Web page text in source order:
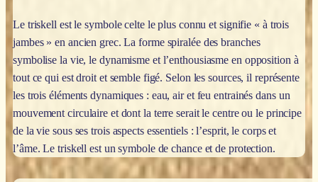
Le triskell est le symbole celte le plus connu et signifie « à trois
jambes » en ancien grec. La forme spiralée des branches
symbolise la vie, le dynamisme et l’enthousiasme en opposition à
tout ce qui est droit et semble figé. Selon les sources, il représente
les trois éléments dynamiques : eau, air et feu entrainés dans un
mouvement circulaire et dont la terre serait le centre ou le principe
de la vie sous ses trois aspects essentiels : l’esprit, le corps et
l’âme. Le triskell est un symbole de chance et de protection.